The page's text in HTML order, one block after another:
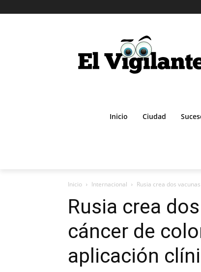
Inicio Ciudad
Inicio Internacional Rusia crea dos
Rusia crea
cáncer de
aplicación